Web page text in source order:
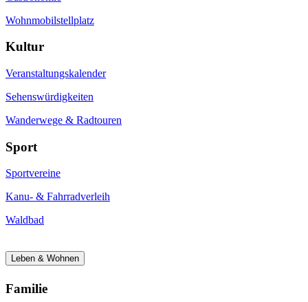
Wohnmobilstellplatz
Kultur
Veranstaltungskalender
Sehenswürdigkeiten
Wanderwege & Radtouren
Sport
Sportvereine
Kanu- & Fahrradverleih
Waldbad
Leben & Wohnen
Familie